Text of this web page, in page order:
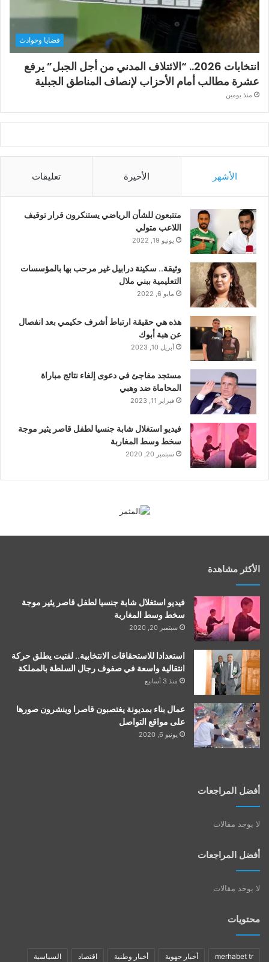
قضايا وحوادث
انتخابات 2026.. “الائتلاف المدني من أجل الجبل” يرفع
عشرة مطالب أمام الأحزاب لإنصاف المناطق الجبلية
منذ يومين
الأشهر الأخيرة تعليقات
متتبعون للشأن الرياضي يستنكرون قرار توقيف
اللاعب متولي
يونيو 19, 2022
وثيقة.. سكينة درابيل غير مرحب بها بالمؤسسات
التعليمية ببني ملال
مايو 6, 2022
هذه هي حقيقة ارتباط أشرف حكيمي بعد انفصال
عن هبة أبوك
أبريل 10, 2023
مستجد مفاجئ في دعوى إلغاء نتائج مباراة
المحاماة ضد وهبي
فبراير 11, 2023
فيديو استغلال شابة جنسيا لطفل قاصر يثير موجة
سخط وسط المغاربة
سبتمبر 20, 2020
الأكثر مشاهدة
فيديو استغلال شابة جنسيا لطفل قاصر يثير موجة
سخط وسط المغاربة
سبتمبر 20, 2020
استعدادا للاستحقاقات الانتخابية.. لفتيت يطلق حركة
انتقالية واسعة في صفوف رجال السلطة بالمملكة
منذ 3 أسابيع
عمال بناء بمديونة يغتصبون قاصرا وينشرون صورها
على مواقع التواصل
يونيو 6, 2020
أفضل المراجعات
لا يوجد مقالات
أفضل المراجعات
لا يوجد مقالات
محتويات
merhabet tr أخبار جهوية أخبار وطنية اقتصاد السياسية